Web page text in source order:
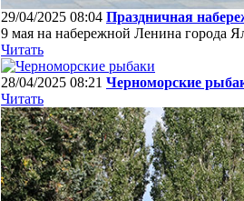
29/04/2025 08:04 Праздничная
9 мая на набережной Ленина города
Читать
28/04/2025 08:21 Черноморские
Читать